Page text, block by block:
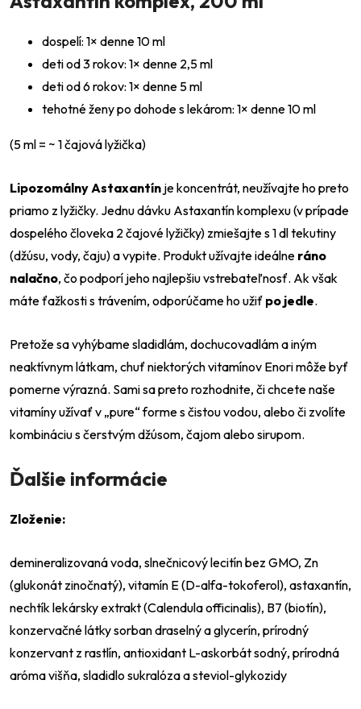
dospelí: 1× denne 10 ml
deti od 3 rokov: 1× denne 2,5 ml
deti od 6 rokov: 1× denne 5 ml
tehotné ženy po dohode s lekárom: 1× denne 10 ml
(5 ml = ~ 1 čajová lyžička)
Lipozomálny Astaxantín je koncentrát, neužívajte ho preto
priamo z lyžičky. Jednu dávku Astaxantín komplexu (v prípade
dospelého človeka 2 čajové lyžičky) zmiešajte s 1 dl tekutiny
(džúsu, vody, čaju) a vypite. Produkt užívajte ideálne ráno
nalačno, čo podporí jeho najlepšiu vstrebateľnosť. Ak však
máte ťažkosti s trávením, odporúčame ho užiť po jedle.
Pretože sa vyhýbame sladidlám, dochucovadlám a iným
neaktívnym látkam, chuť niektorých vitamínov Enori môže byť
pomerne výrazná. Sami sa preto rozhodnite, či chcete naše
vitamíny užívať v „pure“ forme s čistou vodou, alebo či zvolíte
kombináciu s čerstvým džúsom, čajom alebo sirupom.
Ďalšie informácie
Zloženie:
demineralizovaná voda, slnečnicový lecitín bez GMO, Zn
(glukonát zinočnatý), vitamín E (D-alfa-tokoferol), astaxantín,
nechtík lekársky extrakt (Calendula officinalis), B7 (biotín),
konzervačné látky sorban draselný a glycerín, prírodný
konzervant z rastlín, antioxidant L-askorbát sodný, prírodná
aróma višňa, sladidlo sukralóza a steviol-glykozidy